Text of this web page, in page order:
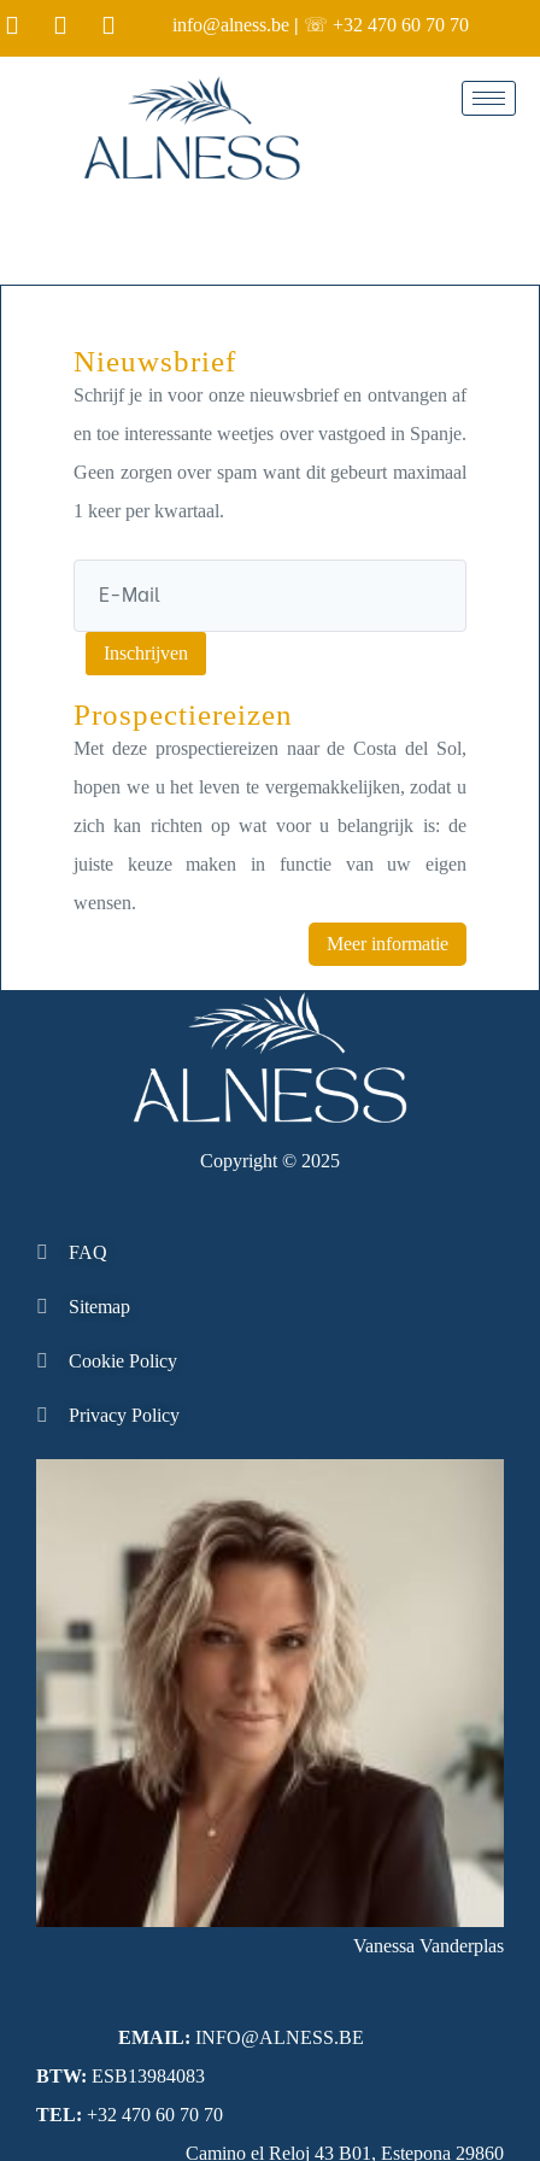
info@alness.be | ☏ +32 470 60 70 70
Nieuwsbrief
Schrijf je in voor onze nieuwsbrief en ontvangen af
en toe interessante weetjes over vastgoed in Spanje.
Geen zorgen over spam want dit gebeurt maximaal
1 keer per kwartaal.
Inschrijven
Prospectiereizen
Met deze prospectiereizen naar de Costa del Sol,
hopen we u het leven te vergemakkelijken, zodat u
zich kan richten op wat voor u belangrijk is: de
juiste keuze maken in functie van uw eigen
wensen.
Meer informatie
Copyright © 2025
FAQ
Sitemap
Cookie Policy
Privacy Policy
Vanessa Vanderplas
EMAIL: INFO@ALNESS.BE
BTW: ESB13984083
TEL: +32 470 60 70 70
Camino el Reloj 43 B01, Estepona 29860